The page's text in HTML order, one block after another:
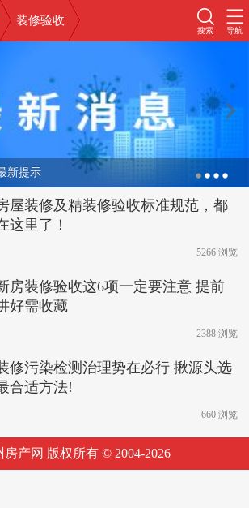
装修验收
搜索 导航
新提示
屋装修及精装修验收标准规范，都
这里了！
5266 浏览
房装修验收这6项一定要注意 提前
好需收藏
2388 浏览
修污染检测治理势在必行 揪源头选
合适方法!
660 浏览
房产网 版权所有 © 2004-2026